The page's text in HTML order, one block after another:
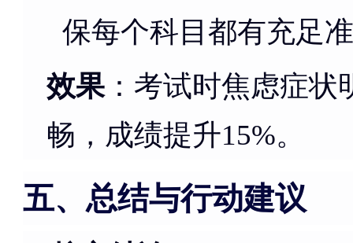
保每个科目都有充足
效果：考试时焦虑症状
畅，成绩提升15%。
五、总结与行动建议